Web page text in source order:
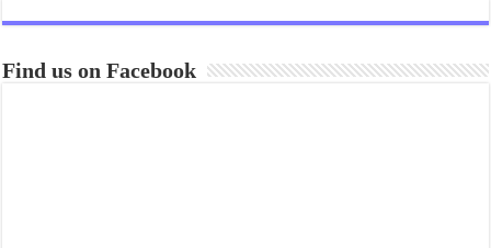
Find us on Facebook